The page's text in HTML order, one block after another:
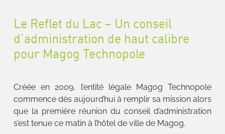
Le Reflet du Lac – Un conseil
d’administration de haut calibre
pour Magog Technopole
Créée en 2009, l’entité légale Magog Technopole
commence dès aujourd’hui à remplir sa mission alors
que la première réunion du conseil d’administration
s’est tenue ce matin à l’hôtel de ville de Magog.